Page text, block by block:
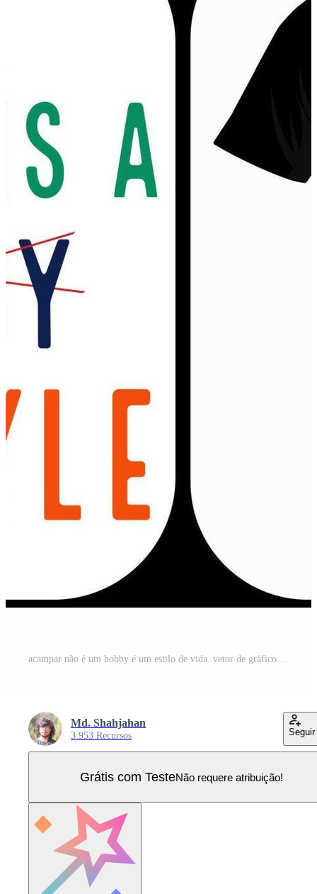
acampar não é um hobby é um estilo de vida. vetor de gráficos de acampamento, explorador vintage, aventura, deserto. símbolo de citações de aventura ao ar livre. perfeito para estampas de t-shirt, cartazes. Vetor Pro
Md. Shahjahan
3.953 Recursos Seguir
Grátis com TesteNão requere atribuição!